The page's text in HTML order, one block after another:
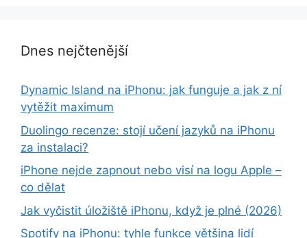
Dnes nejčtenější
Dynamic Island na iPhonu: jak funguje a jak z ní
vytěžit maximum
Duolingo recenze: stojí učení jazyků na iPhonu
za instalaci?
iPhone nejde zapnout nebo visí na logu Apple –
co dělat
Jak vyčistit úložiště iPhonu, když je plné (2026)
Spotify na iPhonu: tyhle funkce většina lidí